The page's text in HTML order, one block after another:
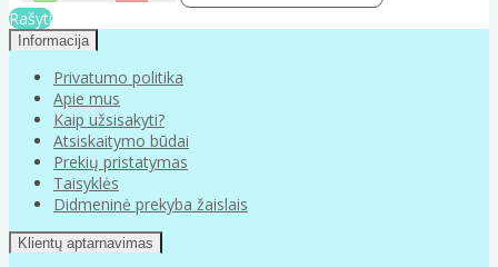
Rašyti
Informacija
Privatumo politika
Apie mus
Kaip užsisakyti?
Atsiskaitymo būdai
Prekių pristatymas
Taisyklės
Didmeninė prekyba žaislais
Klientų aptarnavimas